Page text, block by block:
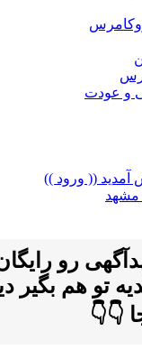
و عودت
(( ورود ))
مشهد
رو
تو هم بگیر
👇👇